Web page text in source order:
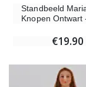
Standbeeld
Knopen Ontwart
€19.90